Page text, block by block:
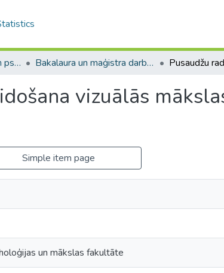
A -- Izglītības zinātņu un psiholoģijas fakultāte / Faculty of Education Sciences and Psychology Bakalaura un maģistra darbi (PPMF) / Bachelor's and Master's theses
vizuālās
Simple item page
un mākslas fakultāte